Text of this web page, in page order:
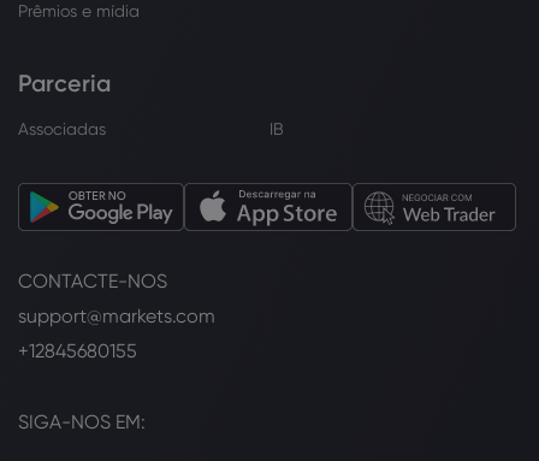
Prêmios e mídia
Parceria
Associadas IB
CONTACTE-NOS
support@markets.com
+12845680155
SIGA-NOS EM: